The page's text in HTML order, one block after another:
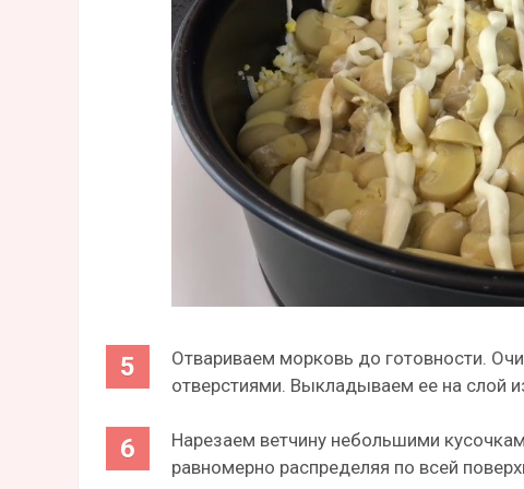
Отвариваем морковь до готовности.
отверстиями. Выкладываем ее на слой
Нарезаем ветчину небольшими
равномерно распределяя по всей